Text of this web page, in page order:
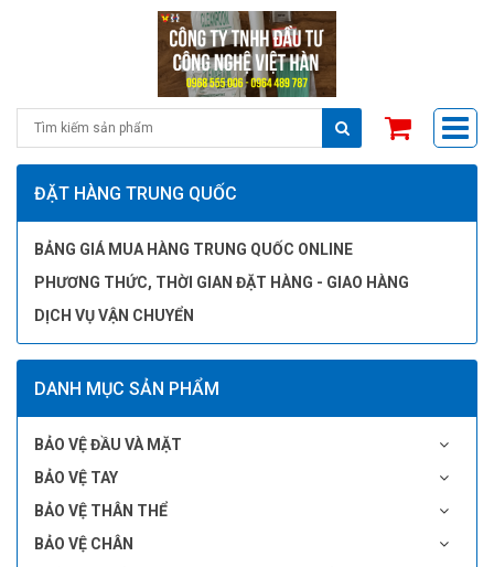
ĐẶT HÀNG TRUNG QUỐC
BẢNG GIÁ MUA HÀNG TRUNG QUỐC ONLINE
PHƯƠNG THỨC, THỜI GIAN ĐẶT HÀNG - GIAO HÀNG
DỊCH VỤ VẬN CHUYỂN
DANH MỤC SẢN PHẨM
BẢO VỆ ĐẦU VÀ MẶT
BẢO VỆ TAY
BẢO VỆ THÂN THỂ
BẢO VỆ CHÂN